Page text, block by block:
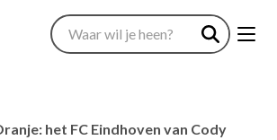
het FC Eindhoven van Cody